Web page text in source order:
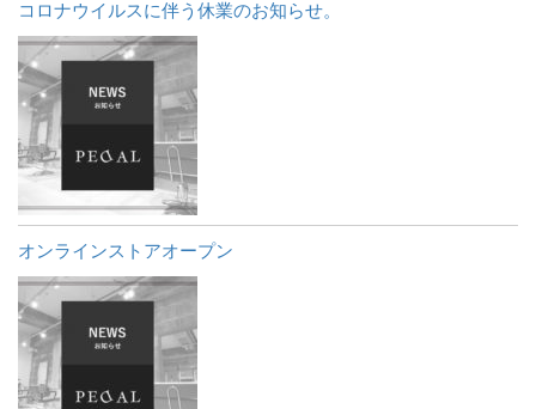
コロナウイルスに伴う休業のお知らせ。
オンラインストアオープン